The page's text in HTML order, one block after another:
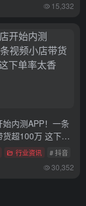
15,332
内测APP！一条
货超100万 这下单
行业资讯 # 抖音
30,352